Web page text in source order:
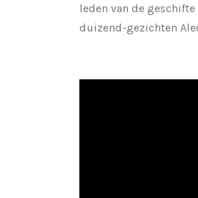
leden van de
duizend-gezichten